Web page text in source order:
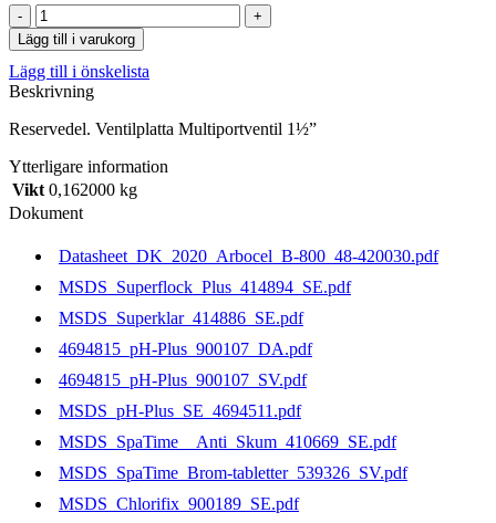
Ventilplatta
Multiportventil
1½"
mängd
Lägg till i varukorg
Lägg till i önskelista
Beskrivning
Reservedel. Ventilplatta Multiportventil 1½”
Ytterligare information
Vikt 0,162000 kg
Dokument
Datasheet_DK_2020_Arbocel_B-800_48-420030.pdf
MSDS_Superflock_Plus_414894_SE.pdf
MSDS_Superklar_414886_SE.pdf
4694815_pH-Plus_900107_DA.pdf
4694815_pH-Plus_900107_SV.pdf
MSDS_pH-Plus_SE_4694511.pdf
MSDS_SpaTime__Anti_Skum_410669_SE.pdf
MSDS_SpaTime_Brom-tabletter_539326_SV.pdf
MSDS_Chlorifix_900189_SE.pdf